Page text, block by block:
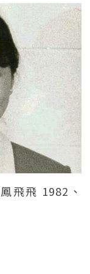
飛飛 1982、